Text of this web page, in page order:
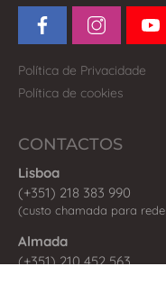
Política de Privacidade
Política de cookies
CONTACTOS
Lisboa
(+351) 218 383 990
(custo chamada para
Almada
(+351) 210 452 563